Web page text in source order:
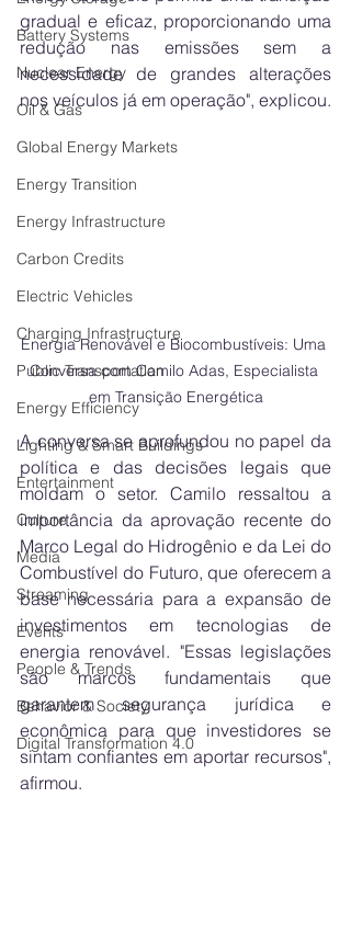
Battery Systems
Nuclear Energy
Oil & Gas
Global Energy Markets
Energy Transition
Energy Infrastructure
Carbon Credits
Electric Vehicles
Charging Infrastructure
Public Transportation
Energy Efficiency
Lighting & Smart Buildings
Entertainment
Culture
Media
Streaming
Events
People & Trends
Behavior & Society
Digital Transformation 4.0
gradual e eficaz, proporcionando uma
redução nas emissões sem a
necessidade de grandes alterações
nos veículos já em operação", explicou.
Energia Renovável e Biocombustíveis: Uma
Conversa com Camilo Adas, Especialista
em Transição Energética
A conversa se aprofundou no papel da
política e das decisões legais que
moldam o setor. Camilo ressaltou a
importância da aprovação recente do
Marco Legal do Hidrogênio e da Lei do
Combustível do Futuro, que oferecem a
base necessária para a expansão de
investimentos em tecnologias de
energia renovável. "Essas legislações
são marcos fundamentais que
garantem segurança jurídica e
econômica para que investidores se
sintam confiantes em aportar recursos",
afirmou.